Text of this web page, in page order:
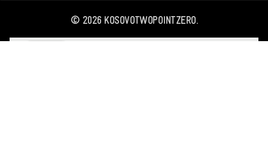
© 2026KOSOVOTWOPOINTZERO.